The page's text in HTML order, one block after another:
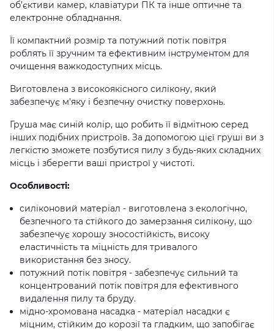
об’єктиви камер, клавіатури ПК та інше оптичне та
електронне обладнання.
Її компактний розмір та потужний потік повітря
роблять її зручним та ефективним інструментом для
очищення важкодоступних місць.
Виготовлена з високоякісного силікону, який
забезпечує м'яку і безпечну очистку поверхонь.
Груша має синій колір, що робить її відмітною серед
інших подібних пристроїв. За допомогою цієї груші ви з
легкістю зможете позбутися пилу з будь-яких складних
місць і зберегти ваші пристрої у чистоті.
Особливості:
силіконовий матеріал - виготовлена з екологічно,
безпечного та стійкого до замерзання силікону, що
забезпечує хорошу зносостійкість, високу
еластичність та міцність для тривалого
використання без зносу.
потужний потік повітря - забезпечує сильний та
концентрований потік повітря для ефективного
видалення пилу та бруду.
мідно-хромована насадка - матеріал насадки є
міцним, стійким до корозії та гладким, що запобігає